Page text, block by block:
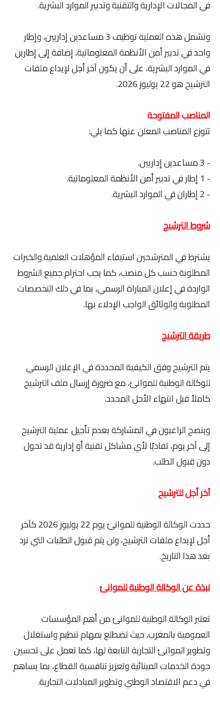
في المجالات الإدارية والتقنية وتدبير الموارد البشرية.
وتشمل هذه العملية توظيف 3 مساعدين إداريين، وإطار
واحد في تدبير أمن الأنظمة المعلوماتية، إضافة إلى إطارين
في الموارد البشرية، على أن يكون آخر أجل لإيداع ملفات
الترشيح هو 22 يوليوز 2026.
المناصب المفتوحة
تتوزع المناصب المعلن عنها كما يلي:
- 3 مساعدين إداريين.
- 1 إطار في تدبير أمن الأنظمة المعلوماتية.
- 2 إطاران في الموارد البشرية.
شروط الترشيح
يشترط في المترشحين استيفاء المؤهلات العلمية والخبرات
المطلوبة حسب كل منصب، كما يجب احترام جميع الشروط
الواردة في إعلان المباراة الرسمي، بما في ذلك التخصصات
المطلوبة والوثائق الواجب الإدلاء بها.
طريقة الترشيح
يتم الترشيح وفق الكيفية المحددة في الإعلان الرسمي
للوكالة الوطنية للموانئ، مع ضرورة إرسال ملف الترشيح
كاملاً قبل انتهاء الأجل المحدد.
وينصح الراغبون في المشاركة بعدم تأجيل عملية الترشيح
إلى آخر يوم، تفاديًا لأي مشاكل تقنية أو إدارية قد تحول
دون قبول الطلب.
آخر أجل للترشيح
حددت الوكالة الوطنية للموانئ يوم 22 يوليوز 2026 كآخر
أجل لإيداع ملفات الترشيح، ولن يتم قبول الطلبات التي ترد
بعد هذا التاريخ.
نبذة عن الوكالة الوطنية للموانئ
تعتبر الوكالة الوطنية للموانئ من أهم المؤسسات
العمومية بالمغرب، حيث تضطلع بمهام تنظيم واستغلال
وتطوير الموانئ التجارية التابعة لها، كما تعمل على تحسين
جودة الخدمات المينائية وتعزيز تنافسية القطاع، بما يساهم
في دعم الاقتصاد الوطني وتطوير المبادلات التجارية.